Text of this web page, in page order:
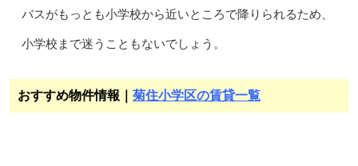
バスがもっとも小学校から近いところで降りられるため、
小学校まで迷うこともないでしょう。
おすすめ物件情報｜ 菊住小学区の賃貸一覧